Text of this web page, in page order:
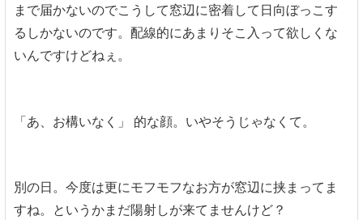
まで届かないのでこうして窓辺に密着して日向ぼっこす
るしかないのです。配線的にあまりそこ入って欲しくな
いんですけどねぇ。
「あ、お構いなく」 的な顔。いやそうじゃなくて。
別の日。今度は更にモフモフなお方が窓辺に挟まってま
すね。というかまだ陽射しが来てませんけど？